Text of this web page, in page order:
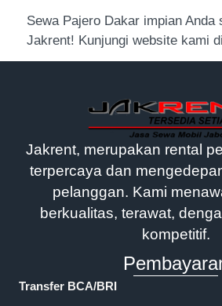
Sewa Pajero Dakar impian Anda
Jakrent! Kunjungi website kami di
Jakrent, merupakan rental
terpercaya dan
pelanggan. Kami
berkualitas, terawat,
kompetitif.
Transfer BCA/BRI